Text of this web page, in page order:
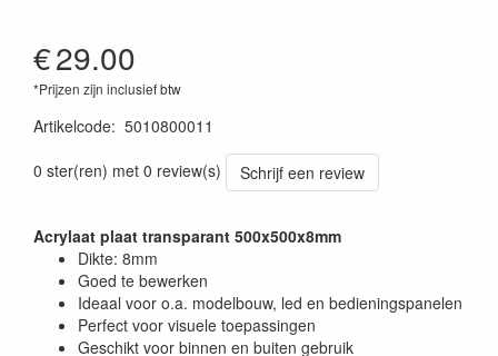
€29.00
*Prijzen zijn inclusief btw
Artikelcode: 5010800011
0 ster(ren) met 0 review(s)
Schrijf een review
Acrylaat plaat transparant 500x500x8mm
Dikte: 8mm
Goed te bewerken
Ideaal voor o.a. modelbouw, led en bedieningspanelen
Perfect voor visuele toepassingen
Geschikt voor binnen en buiten gebruik